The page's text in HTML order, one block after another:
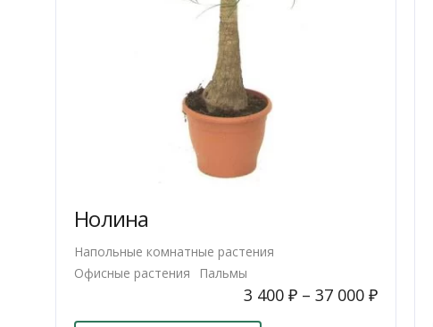
Нолина
Напольные комнатные растения
Офисные растения
Пальмы
3 400₽ –37 000₽